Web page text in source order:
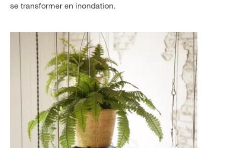
se transformer en inondation.